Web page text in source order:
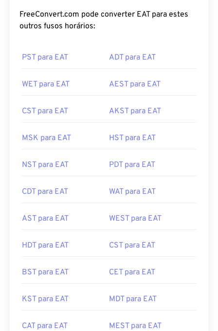
FreeConvert.com pode converter EAT para estes
outros fusos horários:
PST para EAT ADT para EAT
WET para EAT AEST para EAT
CST para EAT AKST para EAT
MSK para EAT HST para EAT
NST para EAT PDT para EAT
CDT para EAT WAT para EAT
AST para EAT WEST para EAT
HDT para EAT CST para EAT
BST para EAT CET para EAT
KST para EAT MDT para EAT
CAT para EAT MEST para EAT